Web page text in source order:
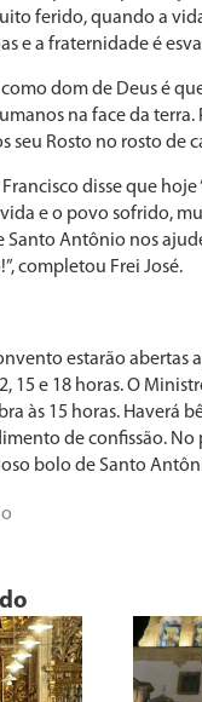
ferido, quando a
e a fraternidade é
dom de Deus é
na face da
seu Rosto no rosto de
disse que
e o povo sofrido,
Santo Antônio nos
completou Frei José.
estarão abertas
15 e 18 horas. O
às 15 horas. Haverá
de confissão.
bolo de Santo